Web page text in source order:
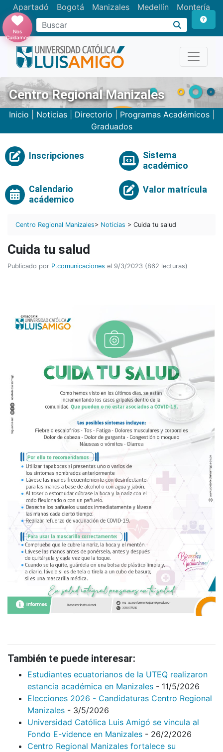
Apartadó Bogotá Manizales Medellín Montería
Nos
Cuidamos
Centro Regional Manizales
Inicio Noticias| Directorio Programas Académicos|
Graduados
Inscripciones
Sistema
académico
Calendario
acádemico
Valor matrícula
Centro Regional Manizales> Noticias > Cuida tu salud
Cuida tu salud
Publicado por P.comunicaciones el 9/3/2023 (862 lecturas)
También te puede interesar:
Estudiantes ecuatorianos de la UTEQ realizaron
estancia académica en Manizales - 11/5/2026
Elecciones 2026 - Candidaturas Centro Regional
Manizales - 3/5/2026
Universidad Católica Luis Amigó se vincula al
Fondo E-vidence en Manizales - 26/2/2026
Centro Regional Manizales fortalece su